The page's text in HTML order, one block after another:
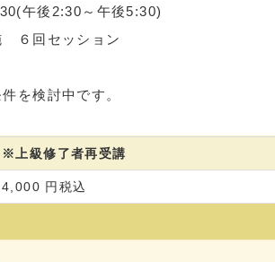
午後2:30～午後5:30)
６回セッション
を検討中です。
※上級修了者再受講
4,000 円税込